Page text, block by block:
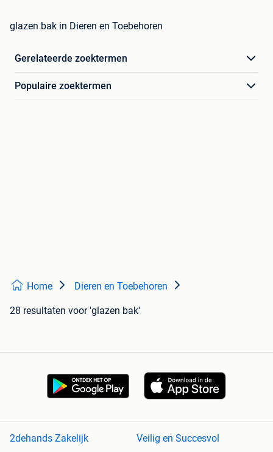
glazen bak in Dieren en Toebehoren
Gerelateerde zoektermen
Populaire zoektermen
Home Dieren en Toebehoren
28 resultaten voor 'glazen bak'
2dehands Zakelijk Veilig en Succesvol